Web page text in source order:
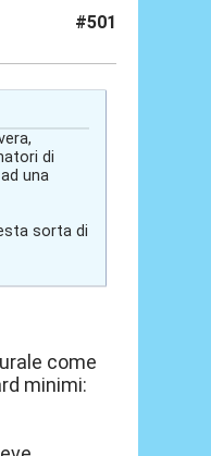
#501
di
una
sorta di
come
minimi: